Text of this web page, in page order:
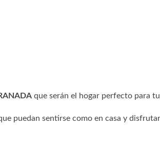
que serán el hogar perfecto para
puedan sentirse como en casa y